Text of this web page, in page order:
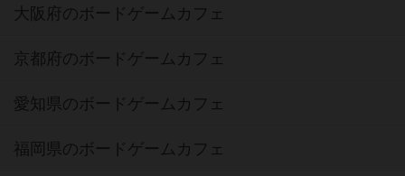
大阪府のボードゲームカフェ
京都府のボードゲームカフェ
愛知県のボードゲームカフェ
福岡県のボードゲームカフェ